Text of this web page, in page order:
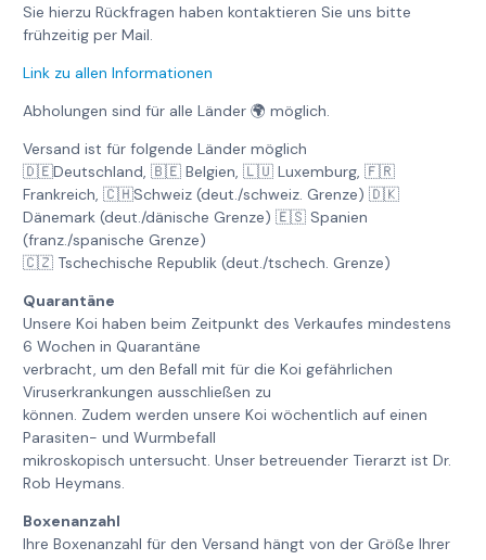
Sie hierzu Rückfragen haben kontaktieren Sie uns bitte
frühzeitig per Mail.
Link zu allen Informationen
Abholungen sind für alle Länder 🌍 möglich.
Versand ist für folgende Länder möglich
🇩🇪Deutschland, 🇧🇪 Belgien, 🇱🇺 Luxemburg, 🇫🇷
Frankreich, 🇨🇭Schweiz (deut./schweiz. Grenze) 🇩🇰
Dänemark (deut./dänische Grenze) 🇪🇸 Spanien
(franz./spanische Grenze)
🇨🇿 Tschechische Republik (deut./tschech. Grenze)
Quarantäne
Unsere Koi haben beim Zeitpunkt des Verkaufes mindestens
6 Wochen in Quarantäne
verbracht, um den Befall mit für die Koi gefährlichen
Viruserkrankungen ausschließen zu
können. Zudem werden unsere Koi wöchentlich auf einen
Parasiten- und Wurmbefall
mikroskopisch untersucht. Unser betreuender Tierarzt ist Dr.
Rob Heymans.
Boxenanzahl
Ihre Boxenanzahl für den Versand hängt von der Größe Ihrer